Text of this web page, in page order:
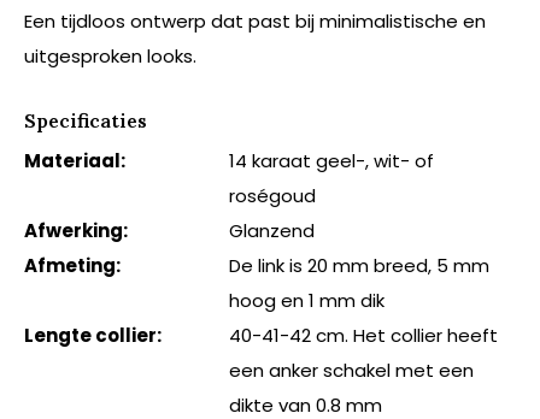
Een tijdloos ontwerp dat past bij minimalistische en
uitgesproken looks.
Specificaties
Materiaal:
14 karaat geel-, wit- of
roségoud
Afwerking:
Glanzend
Afmeting:
De link is 20 mm breed, 5 mm
hoog en 1 mm dik
Lengte collier:
40-41-42 cm. Het collier heeft
een anker schakel met een
dikte van 0.8 mm